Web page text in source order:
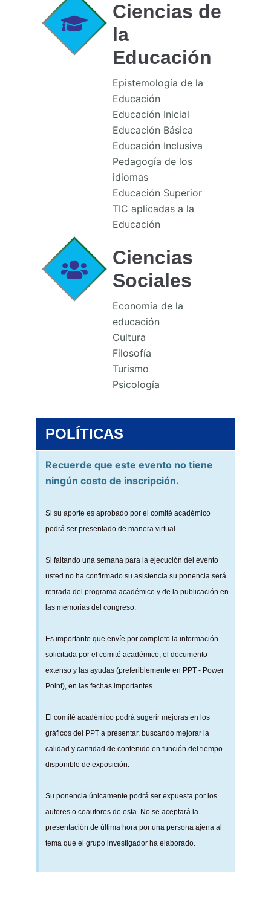
Ciencias de
la
Educación
Epistemología de la
Educación
Educación Inicial
Educación Básica
Educación Inclusiva
Pedagogía de los
idiomas
Educación Superior
TIC aplicadas a la
Educación
Ciencias
Sociales
Economía de la
educación
Cultura
Filosofía
Turismo
Psicología
POLÍTICAS
Recuerde que este evento no tiene
ningún costo de inscripción.
Si su aporte es aprobado por el comité académico
podrá ser presentado de manera virtual.
Si faltando una semana para la ejecución del evento
usted no ha confirmado su asistencia su ponencia será
retirada del programa académico y de la publicación en
las memorias del congreso.
Es importante que envíe por completo la información
solicitada por el comité académico, el documento
extenso y las ayudas (preferiblemente en PPT - Power
Point), en las fechas importantes.
El comité académico podrá sugerir mejoras en los
gráficos del PPT a presentar, buscando mejorar la
calidad y cantidad de contenido en función del tiempo
disponible de exposición.
Su ponencia únicamente podrá ser expuesta por los
autores o coautores de esta. No se aceptará la
presentación de última hora por una persona ajena al
tema que el grupo investigador ha elaborado.